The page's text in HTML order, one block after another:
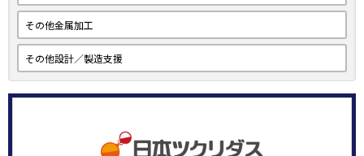
その他金属加工
その他設計／製造支援